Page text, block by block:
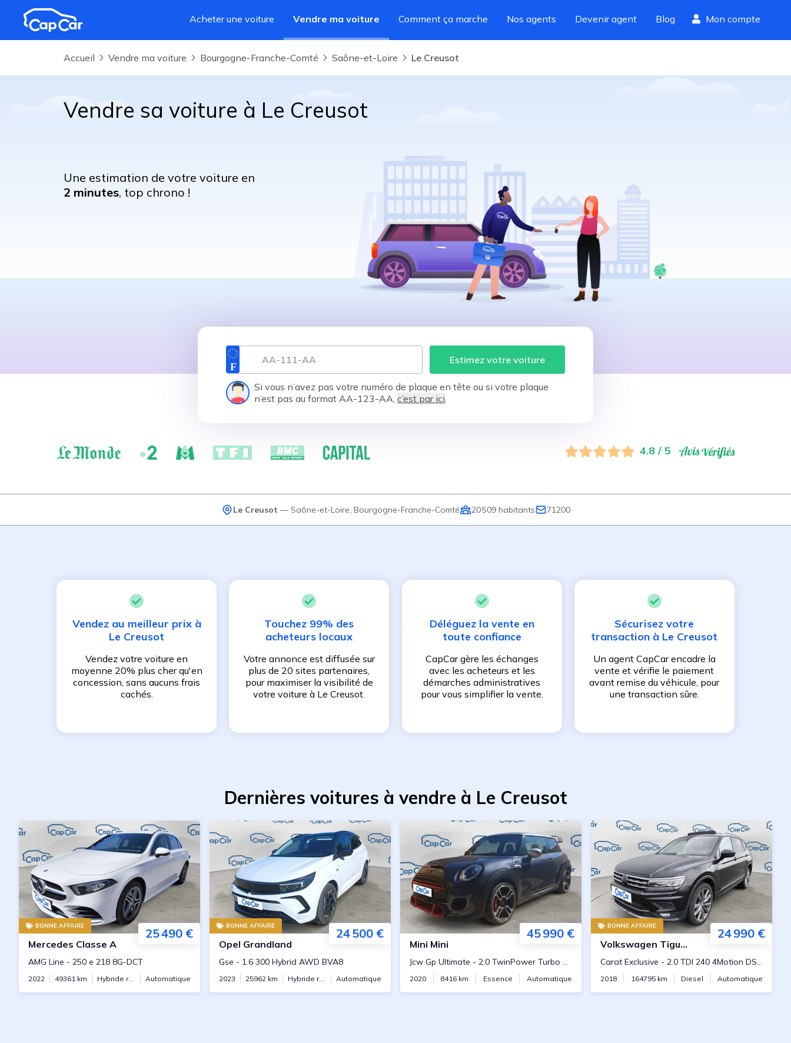
Aller au contenu principal
Acheter une voiture
Vendre ma voiture Comment ça marche Nos agents Devenir agent Blog Mon compte
Accueil Vendre ma voiture Bourgogne-Franche-Comté Saône-et-Loire Le Creusot
Vendre sa voiture à Le Creusot
Une estimation de votre voiture en
2 minutes, top chrono !
Estimez votre voiture
Si vous n’avez pas votre numéro de plaque en tête ou si votre plaque
n’est pas au format AA-123-AA, c’est par ici.
4.8 / 5
Le Creusot — Saône-et-Loire Bourgogne-Franche-Comté 20 509habitants 71200
Vendez au meilleur prix à
Le Creusot
Vendez votre voiture en
moyenne 20% plus cher qu'en
concession, sans aucuns frais
cachés.
Touchez 99% des
acheteurs locaux
Votre annonce est diffusée sur
plus de 20 sites partenaires,
pour maximiser la visibilité de
votre voiture à Le Creusot.
Déléguez la vente en
toute confiance
CapCar gère les échanges
avec les acheteurs et les
démarches administratives
pour vous simplifier la vente.
Sécurisez votre
transaction à Le Creusot
Un agent CapCar encadre la
vente et vérifie le paiement
avant remise du véhicule, pour
une transaction sûre.
Dernières voitures à vendre à Le Creusot
BONNE AFFAIRE
25 490 €
Mercedes Classe A
AMG Line - 250 e 218 8G-DCT
2022 49361 km Hybride rechargeable Automatique
BONNE AFFAIRE
24 500 €
Opel Grandland
Gse - 1.6 300 Hybrid AWD BVA8
2023 25962 km Hybride rechargeable Automatique
45 990 €
Mini Mini
Jcw Gp Ultimate - 2.0 TwinPower Turbo 306 Steptronic8
2020 8416 km Essence Automatique
BONNE AFFAIRE
24 990 €
Volkswagen Tiguan Allspace
Carat Exclusive - 2.0 TDI 240 4Motion DSG7
2018 164795km Diesel Automatique